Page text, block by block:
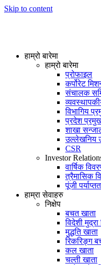
Skip to content
हाम्रो बारेमा
हाम्रो बारेमा
प्रोफाइल
कर्पोरेट
संचालक
विभागिय
प्रदेश
शाखा
उल्लेखनिय
CSR
Investor
वार्षिक
त्रैमासिक
पूंजी
हाम्रा सेवाहरु
निक्षेप
बचत खाता
विदेशी
मुद्धति खाता
रिकरिङ्ग
कल खाता
चल्ती खाता